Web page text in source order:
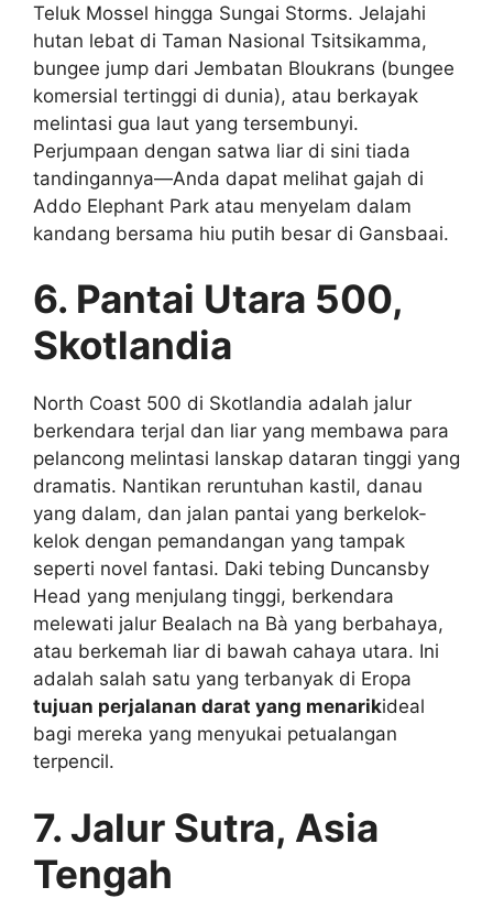
Teluk Mossel hingga Sungai Storms. Jelajahi
hutan lebat di Taman Nasional Tsitsikamma,
bungee jump dari Jembatan Bloukrans (bungee
komersial tertinggi di dunia), atau berkayak
melintasi gua laut yang tersembunyi.
Perjumpaan dengan satwa liar di sini tiada
tandingannya—Anda dapat melihat gajah di
Addo Elephant Park atau menyelam dalam
kandang bersama hiu putih besar di Gansbaai.
6. Pantai Utara 500,
Skotlandia
North Coast 500 di Skotlandia adalah jalur
berkendara terjal dan liar yang membawa para
pelancong melintasi lanskap dataran tinggi yang
dramatis. Nantikan reruntuhan kastil, danau
yang dalam, dan jalan pantai yang berkelok-
kelok dengan pemandangan yang tampak
seperti novel fantasi. Daki tebing Duncansby
Head yang menjulang tinggi, berkendara
melewati jalur Bealach na Bà yang berbahaya,
atau berkemah liar di bawah cahaya utara. Ini
adalah salah satu yang terbanyak di Eropa
tujuan perjalanan darat yang menarikideal
bagi mereka yang menyukai petualangan
terpencil.
7. Jalur Sutra, Asia
Tengah